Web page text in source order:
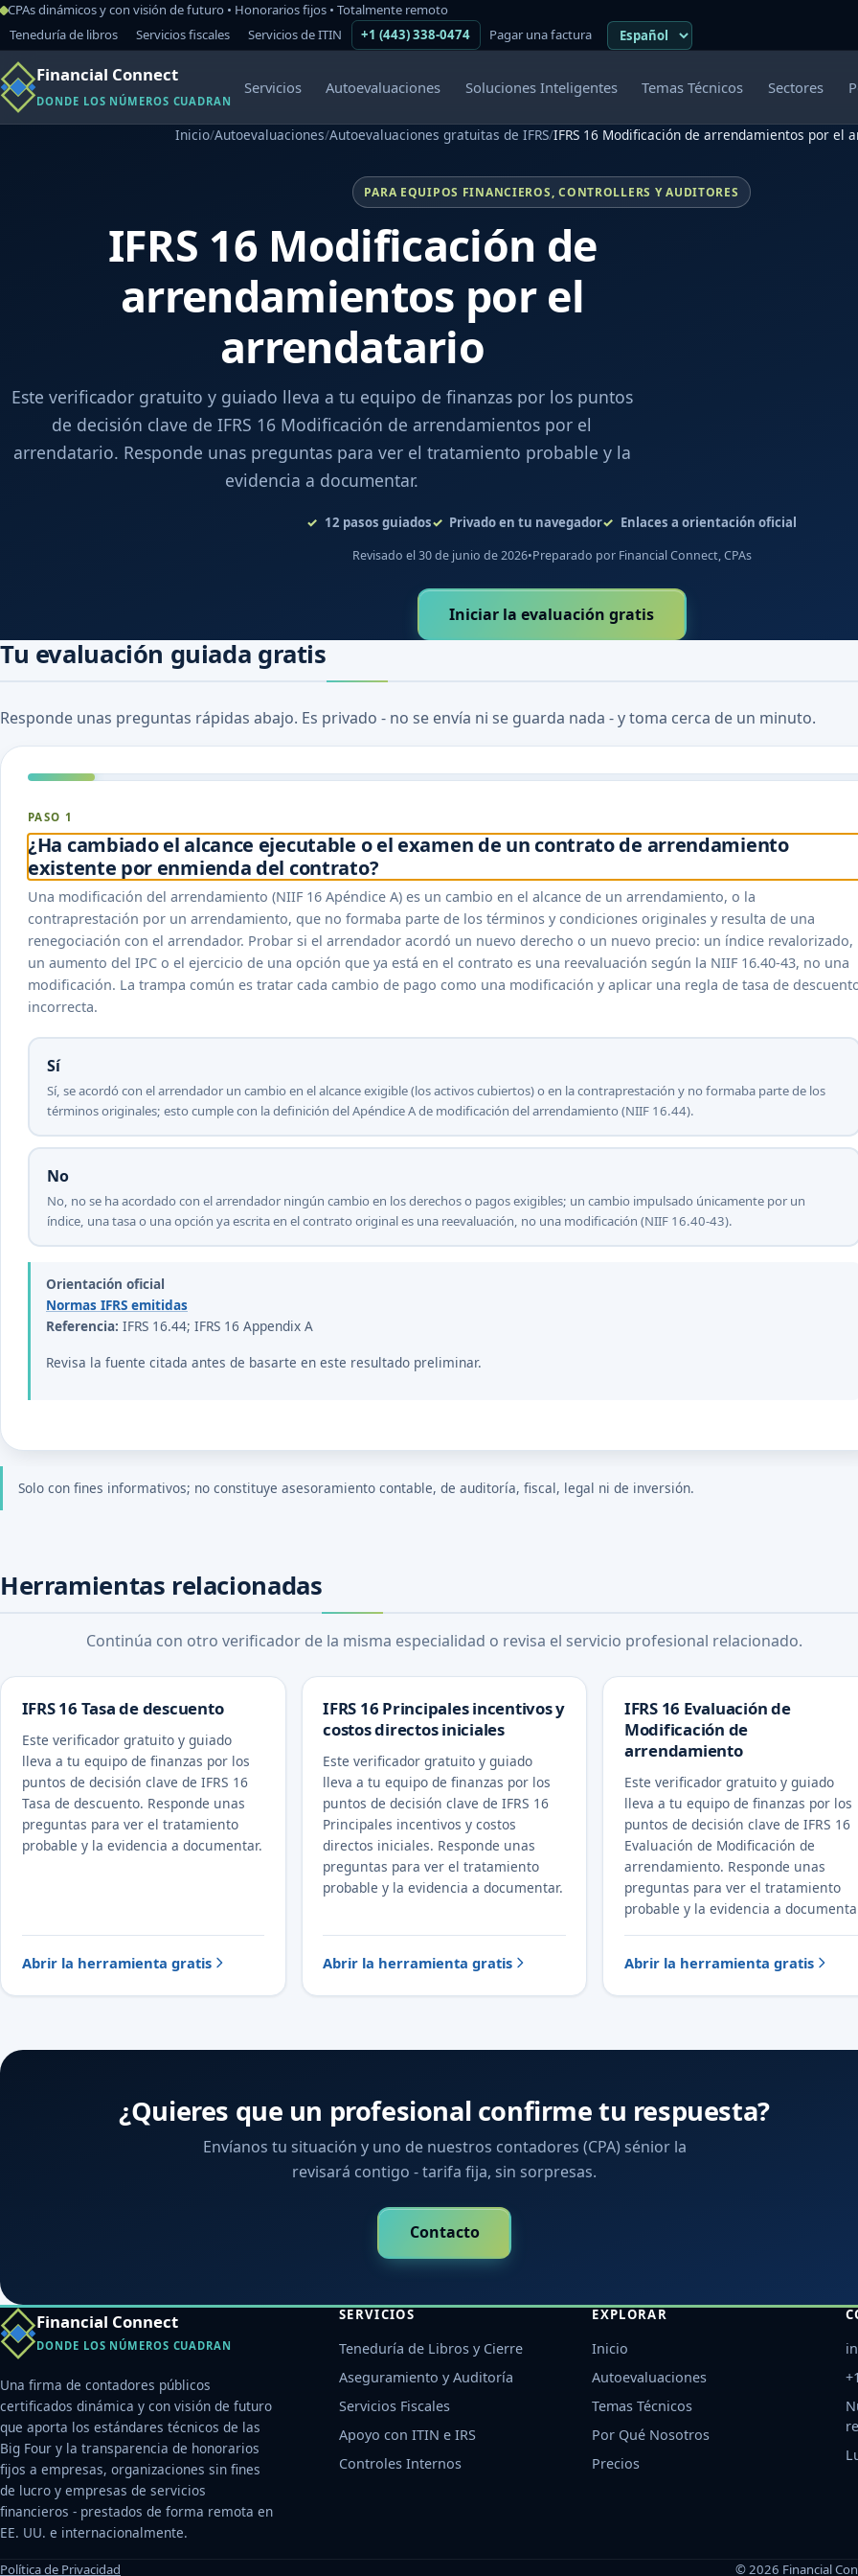
CPAs dinámicos y con visión de futuro • Honorarios fijos • Totalmente remoto
Teneduría de libros
Servicios fiscales Servicios de ITIN +1 (443) 338-0474 Pagar una factura
Financial Connect
DONDE LOS NÚMEROS CUADRAN
Servicios Autoevaluaciones Soluciones Inteligentes Temas Técnicos Sectores
Inicio/Autoevaluaciones/Autoevaluaciones gratuitas de IFRS/IFRS 16 Modificación de arrendamientos por el
PARA EQUIPOS FINANCIEROS, CONTROLLERS Y AUDITORES
IFRS 16 Modificación de
arrendamientos por el
arrendatario
Este verificador gratuito y guiado lleva a tu equipo de finanzas por los puntos
de decisión clave de IFRS 16 Modificación de arrendamientos por el
arrendatario. Responde unas preguntas para ver el tratamiento probable y la
evidencia a documentar.
12 pasos guiados Privado en tu navegador Enlaces a orientación oficial
Revisado el 30 de junio de 2026•Preparado por Financial Connect, CPAs
Iniciar la evaluación gratis
Tu evaluación guiada gratis
Responde unas preguntas rápidas abajo. Es privado - no se envía ni se guarda nada - y toma cerca de un minuto.
PASO 1
¿Ha cambiado el alcance ejecutable o el examen de un contrato de arrendamiento
existente por enmienda del contrato?
Una modificación del arrendamiento (NIIF 16 Apéndice A) es un cambio en el alcance de un arrendamiento, o la
contraprestación por un arrendamiento, que no formaba parte de los términos y condiciones originales y resulta de una
renegociación con el arrendador. Probar si el arrendador acordó un nuevo derecho o un nuevo precio: un índice revalorizado,
un aumento del IPC o el ejercicio de una opción que ya está en el contrato es una reevaluación según la NIIF 16.40-43, no una
modificación. La trampa común es tratar cada cambio de pago como una modificación y aplicar una regla de tasa de
incorrecta.
Sí
Sí, se acordó con el arrendador un cambio en el alcance exigible (los activos cubiertos) o en la contraprestación y no formaba parte de los
términos originales; esto cumple con la definición del Apéndice A de modificación del arrendamiento (NIIF 16.44).
No
No, no se ha acordado con el arrendador ningún cambio en los derechos o pagos exigibles; un cambio impulsado únicamente por un
índice, una tasa o una opción ya escrita en el contrato original es una reevaluación, no una modificación (NIIF 16.40-43).
Orientación oficial
Normas IFRS emitidas
Referencia: IFRS 16.44; IFRS 16 Appendix A
Revisa la fuente citada antes de basarte en este resultado preliminar.
Solo con fines informativos; no constituye asesoramiento contable, de auditoría, fiscal, legal ni de inversión.
Herramientas relacionadas
Continúa con otro verificador de la misma especialidad o revisa el servicio profesional relacionado.
IFRS 16 Tasa de descuento
Este verificador gratuito y guiado
lleva a tu equipo de finanzas por los
puntos de decisión clave de IFRS 16
Tasa de descuento. Responde unas
preguntas para ver el tratamiento
probable y la evidencia a documentar.
Abrir la herramienta gratis
IFRS 16 Principales incentivos y
costos directos iniciales
Este verificador gratuito y guiado
lleva a tu equipo de finanzas por los
puntos de decisión clave de IFRS 16
Principales incentivos y costos
directos iniciales. Responde unas
preguntas para ver el tratamiento
probable y la evidencia a documentar.
Abrir la herramienta gratis
IFRS 16 Evaluación de
Modificación de
arrendamiento
Este verificador gratuito y guiado
lleva a tu equipo de finanzas por los
puntos de decisión clave de IFRS 16
Evaluación de Modificación de
arrendamiento. Responde unas
preguntas para ver el tratamiento
probable y la evidencia a
Abrir la herramienta gratis
¿Quieres que un profesional confirme tu respuesta?
Envíanos tu situación y uno de nuestros contadores (CPA) sénior la
revisará contigo - tarifa fija, sin sorpresas.
Contacto
Financial Connect
DONDE LOS NÚMEROS CUADRAN
Una firma de contadores públicos
certificados dinámica y con visión de futuro
que aporta los estándares técnicos de las
Big Four y la transparencia de honorarios
fijos a empresas, organizaciones sin fines
de lucro y empresas de servicios
financieros - prestados de forma remota en
EE. UU. e internacionalmente.
SERVICIOS
Teneduría de Libros y Cierre
Aseguramiento y Auditoría
Servicios Fiscales
Apoyo con ITIN e IRS
Controles Internos
EXPLORAR
Inicio
Autoevaluaciones
Temas Técnicos
Por Qué Nosotros
Precios
Política de Privacidad © 2026 Financial